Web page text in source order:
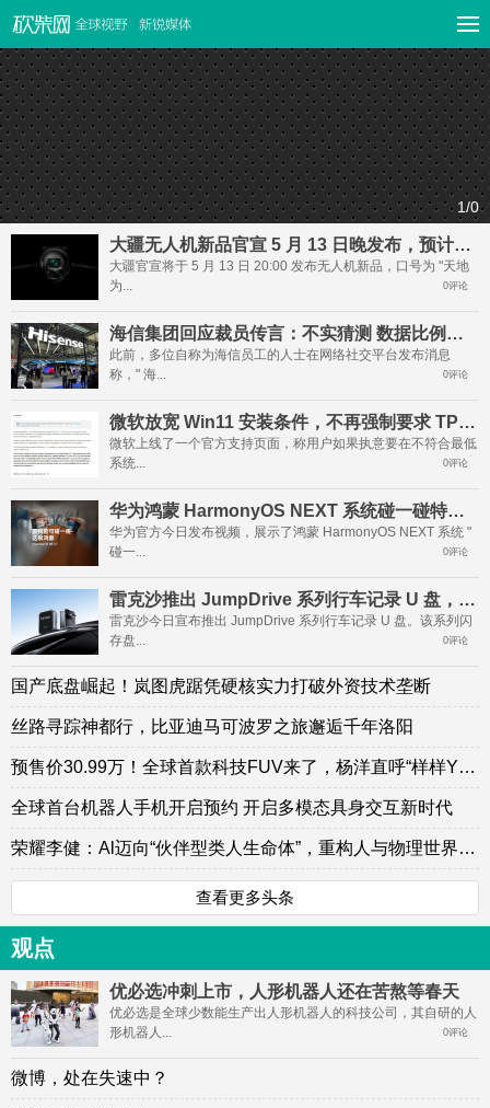
1/0
大疆无人机新品官宣 5 月 13 日晚发布，预计为 Mavic 4 Pro
大疆官宣将于 5 月 13 日 20:00 发布无人机新品，口号为 "天地
为...
0评论
海信集团回应裁员传言：不实猜测 数据比例刻意夸张
此前，多位自称为海信员工的人士在网络社交平台发布消息
称，" 海...
0评论
微软放宽 Win11 安装条件，不再强制要求 TPM 2.0 并转为警告
微软上线了一个官方支持页面，称用户如果执意要在不符合最低
系统...
0评论
华为鸿蒙 HarmonyOS NEXT 系统碰一碰特性玩法公布
华为官方今日发布视频，展示了鸿蒙 HarmonyOS NEXT 系统 "
碰一...
0评论
雷克沙推出 JumpDrive 系列行车记录 U 盘，支持哨兵模式录制
雷克沙今日宣布推出 JumpDrive 系列行车记录 U 盘。该系列闪
存盘...
0评论
国产底盘崛起！岚图虎踞凭硬核实力打破外资技术垄断
丝路寻踪神都行，比亚迪马可波罗之旅邂逅千年洛阳
预售价30.99万！全球首款科技FUV来了，杨洋直呼“样样YES”
全球首台机器人手机开启预约 开启多模态具身交互新时代
荣耀李健：Al迈向“伙伴型类人生命体”，重构人与物理世界的关系
查看更多头条
观点
优必选冲刺上市，人形机器人还在苦熬等春天
优必选是全球少数能生产出人形机器人的科技公司，其自研的人
形机器人...
0评论
微博，处在失速中？